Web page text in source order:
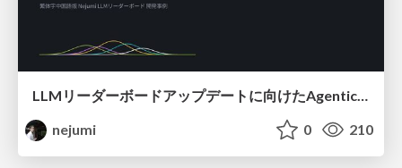
nejumi
0 210